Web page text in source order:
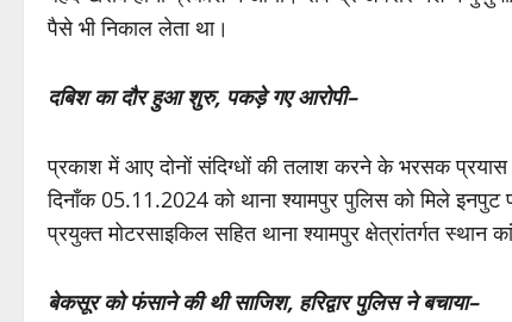
पैसे भी निकाल लेता था।
दबिश का दौर हुआ शुरु, पकड़े गए आरोपी–
प्रकाश में आए दोनों संदिग्धों की तलाश करने के भरसक
दिनाँक 05.11.2024 को थाना श्यामपुर पुलिस को मिले इनपुट
प्रयुक्त मोटरसाइकिल सहित थाना श्यामपुर क्षेत्रांतर्गत स्थान
बेकसूर को फंसाने की थी साजिश, हरिद्वार पुलिस ने बचाया–